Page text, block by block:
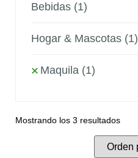
Bebidas (1)
Hogar & Mascotas (1)
Maquila (1)
Mostrando los 3 resultados